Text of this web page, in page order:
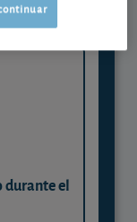
durante el